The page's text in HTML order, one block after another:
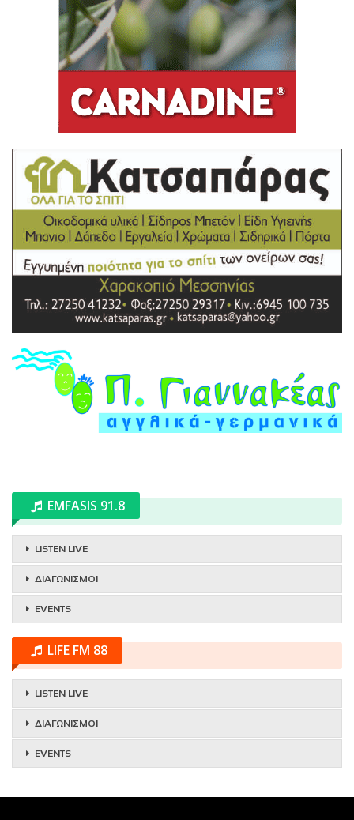
EMFASIS 91.8
LISTEN LIVE
ΔΙΑΓΩΝΙΣΜΟΙ
EVENTS
LIFE FM 88
LISTEN LIVE
ΔΙΑΓΩΝΙΣΜΟΙ
EVENTS